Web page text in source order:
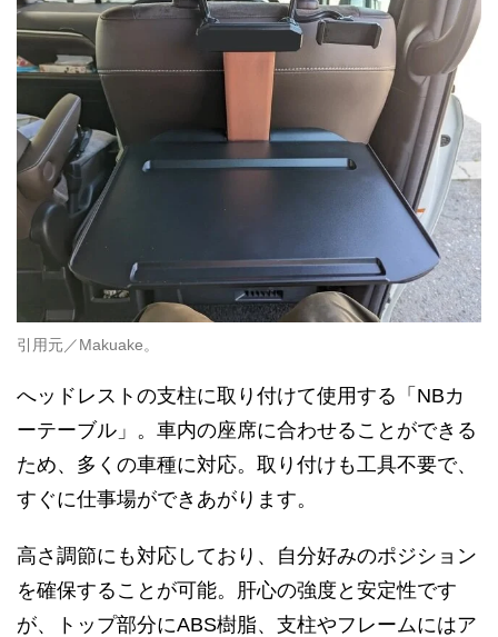
引用元／Makuake。
へッドレストの支柱に取り付けて使用する「NBカ
ーテーブル」。車内の座席に合わせることができる
ため、多くの車種に対応。取り付けも工具不要で、
すぐに仕事場ができあがります。
高さ調節にも対応しており、自分好みのポジション
を確保することが可能。肝心の強度と安定性です
が、トップ部分にABS樹脂、支柱やフレームにはア